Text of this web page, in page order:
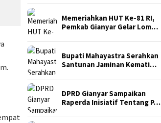
Memeriahkan HUT Ke-81 RI,
Pemkab Gianyar Gelar Lom…
Bupati Mahayastra Serahkan
Santunan Jaminan Kemati…
DPRD Gianyar Sampaikan
Raperda Inisiatif Tentang P…